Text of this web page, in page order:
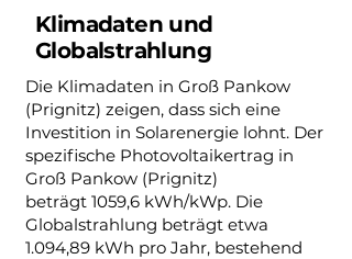
Klimadaten und
Globalstrahlung
Die Klimadaten in Groß Pankow
(Prignitz) zeigen, dass sich eine
Investition in Solarenergie lohnt. Der
spezifische Photovoltaikertrag in
Groß Pankow (Prignitz)
beträgt 1059,6 kWh/kWp. Die
Globalstrahlung beträgt etwa
1.094,89 kWh pro Jahr, bestehend